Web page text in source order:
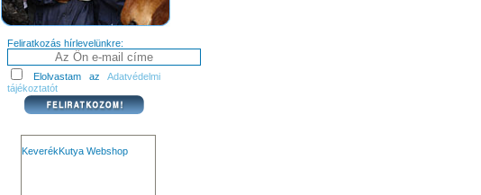
Feliratkozás hírlevelünkre:
Elolvastam az Adatvédelmi
tájékoztatót
KeverékKutya Webshop